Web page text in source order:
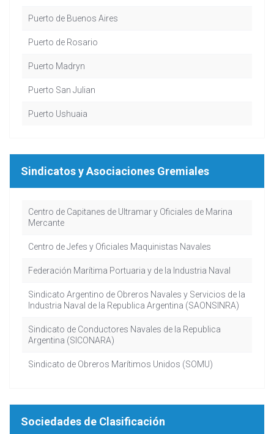
Puerto de Buenos Aires
Puerto de Rosario
Puerto Madryn
Puerto San Julian
Puerto Ushuaia
Sindicatos y Asociaciones Gremiales
Centro de Capitanes de Ultramar y Oficiales de Marina
Mercante
Centro de Jefes y Oficiales Maquinistas Navales
Federación Marítima Portuaria y de la Industria Naval
Sindicato Argentino de Obreros Navales y Servicios de la
Industria Naval de la Republica Argentina (SAONSINRA)
Sindicato de Conductores Navales de la Republica
Argentina (SICONARA)
Sindicato de Obreros Marítimos Unidos (SOMU)
Sociedades de Clasificación